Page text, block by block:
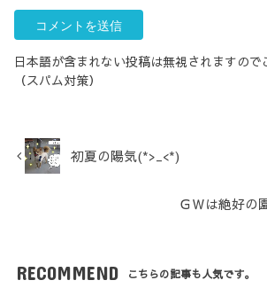
日本語が含まれない投稿は無視されますので
（スパム対策）
初夏の陽気(*>_<*)
ＧＷは絶好の
RECOMMEND こちらの記事も人気です。